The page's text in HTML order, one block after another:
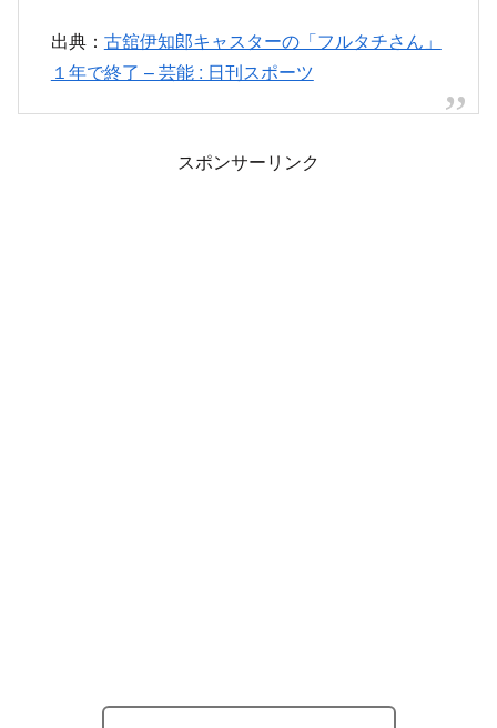
出典： 古舘伊知郎キャスターの「フルタチさん」
１年で終了 – 芸能 : 日刊スポーツ
スポンサーリンク